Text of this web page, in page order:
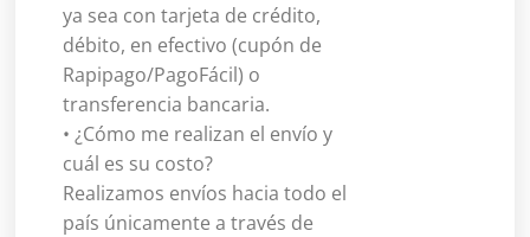
ya sea con tarjeta de crédito,
débito, en efectivo (cupón de
Rapipago/PagoFácil) o
transferencia bancaria.
• ¿Cómo me realizan el envío y
cuál es su costo?
Realizamos envíos hacia todo el
país únicamente a través de